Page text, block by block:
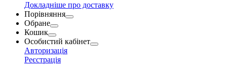
Докладніше про доставку
Порівняння
Обране
Кошик
Особистий кабінет
Авторизація
Реєстрація